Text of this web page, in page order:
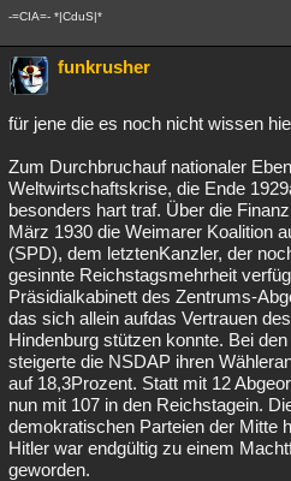
-=CIA=- *|CduS|*
funkrusher
für jene die es noch nicht wissen
Zum Durchbruchauf nationaler
Weltwirtschaftskrise, die Ende
besonders hart traf. Über die
März 1930 die Weimarer Koalition
(SPD), dem letztenKanzler, der
gesinnte Reichstagsmehrheit
Präsidialkabinett des Zentrums-
das sich allein aufdas Vertrauen
Hindenburg stützen konnte. Bei
steigerte die NSDAP ihren
auf 18,3Prozent. Statt mit 12
nun mit 107 in den Reichstagein.
demokratischen Parteien der Mitte
Hitler war endgültig zu einem
geworden.